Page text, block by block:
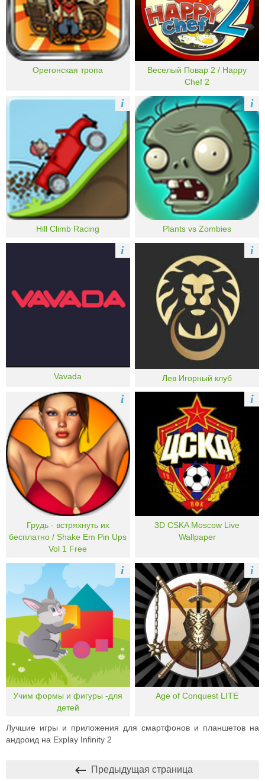
Орегонская тропа
Веселый Повар 2 / Happy
Chef 2
Hill Climb Racing
i
Plants vs Zombies
i
Vavada
i
Лев Игорный клуб
i
Грудь - встряхнуть их
бесплатно / Shake Em Pin Ups
Vol 1 Free
i
3D CSKA Moscow Live
Wallpaper
i
Учим формы и фигуры -для
детей
i
Age of Conquest LITE
i
Лучшие игры и приложения для смартфонов и планшетов на
андроид на Explay Infinity 2
Предыдущая страница